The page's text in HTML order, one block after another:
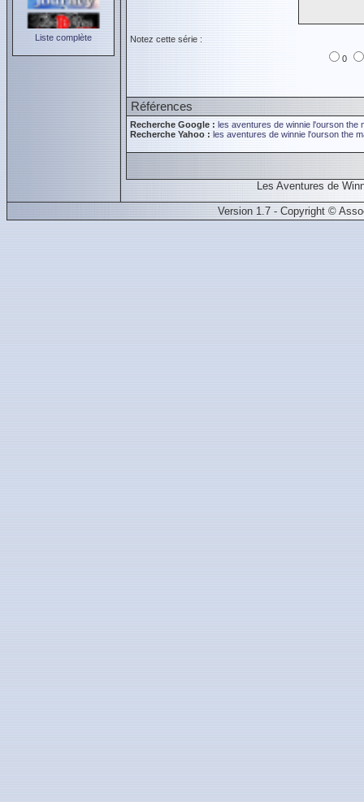
Liste complète
Notez cette série :
0
Références
Recherche Google : les aventures de winnie l'ourson the
Recherche Yahoo : les aventures de winnie l'ourson the
Les Aventures de
Version 1.7 - Copyright ©